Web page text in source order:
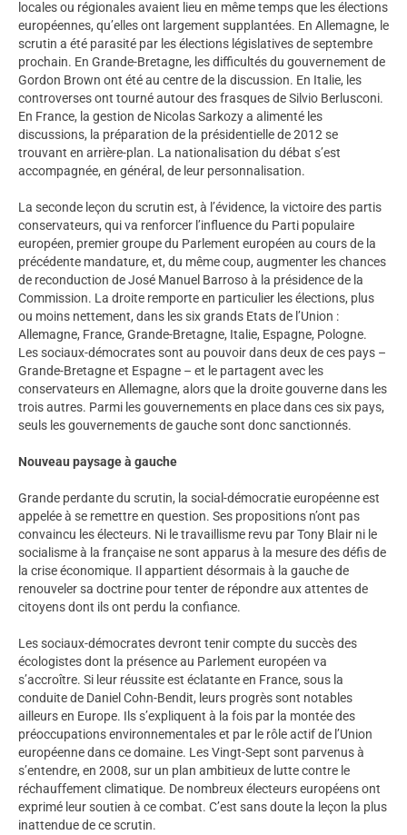
locales ou régionales avaient lieu en même temps que les élections
européennes, qu’elles ont largement supplantées. En Allemagne, le
scrutin a été parasité par les élections législatives de septembre
prochain. En Grande-Bretagne, les difficultés du gouvernement de
Gordon Brown ont été au centre de la discussion. En Italie, les
controverses ont tourné autour des frasques de Silvio Berlusconi.
En France, la gestion de Nicolas Sarkozy a alimenté les
discussions, la préparation de la présidentielle de 2012 se
trouvant en arrière-plan. La nationalisation du débat s’est
accompagnée, en général, de leur personnalisation.
La seconde leçon du scrutin est, à l’évidence, la victoire des partis
conservateurs, qui va renforcer l’influence du Parti populaire
européen, premier groupe du Parlement européen au cours de la
précédente mandature, et, du même coup, augmenter les chances
de reconduction de José Manuel Barroso à la présidence de la
Commission. La droite remporte en particulier les élections, plus
ou moins nettement, dans les six grands Etats de l’Union :
Allemagne, France, Grande-Bretagne, Italie, Espagne, Pologne.
Les sociaux-démocrates sont au pouvoir dans deux de ces pays –
Grande-Bretagne et Espagne – et le partagent avec les
conservateurs en Allemagne, alors que la droite gouverne dans les
trois autres. Parmi les gouvernements en place dans ces six pays,
seuls les gouvernements de gauche sont donc sanctionnés.
Nouveau paysage à gauche
Grande perdante du scrutin, la social-démocratie européenne est
appelée à se remettre en question. Ses propositions n’ont pas
convaincu les électeurs. Ni le travaillisme revu par Tony Blair ni le
socialisme à la française ne sont apparus à la mesure des défis de
la crise économique. Il appartient désormais à la gauche de
renouveler sa doctrine pour tenter de répondre aux attentes de
citoyens dont ils ont perdu la confiance.
Les sociaux-démocrates devront tenir compte du succès des
écologistes dont la présence au Parlement européen va
s’accroître. Si leur réussite est éclatante en France, sous la
conduite de Daniel Cohn-Bendit, leurs progrès sont notables
ailleurs en Europe. Ils s’expliquent à la fois par la montée des
préoccupations environnementales et par le rôle actif de l’Union
européenne dans ce domaine. Les Vingt-Sept sont parvenus à
s’entendre, en 2008, sur un plan ambitieux de lutte contre le
réchauffement climatique. De nombreux électeurs européens ont
exprimé leur soutien à ce combat. C’est sans doute la leçon la plus
inattendue de ce scrutin.